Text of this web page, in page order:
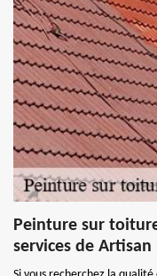
Peinture sur
services de Artisan